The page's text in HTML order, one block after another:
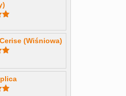
(Wiśniowa)